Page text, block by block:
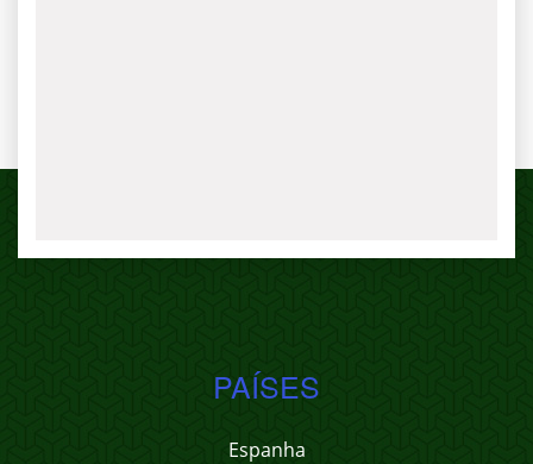
PAÍSES
Espanha